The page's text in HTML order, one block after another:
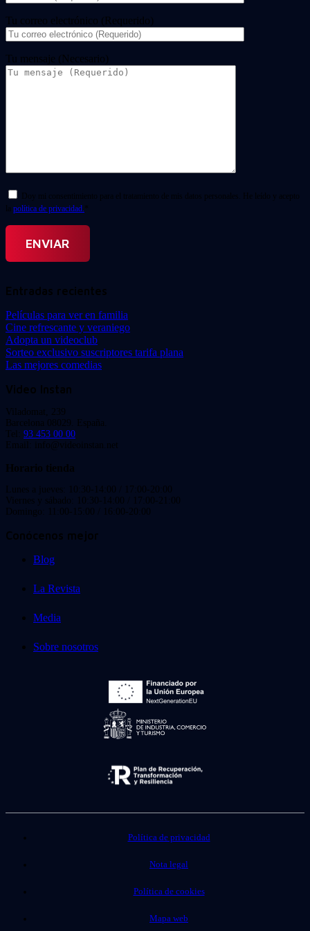
Tu correo electrónico (Requerido)
Tu mensaje (Necesario)
Doy mi consentimiento para el tratamiento de mis datos personales. He leído y acepto
la política de privacidad. *
Entradas recientes
Películas para ver en familia
Cine refrescante y veraniego
Adopta un videoclub
Sorteo exclusivo suscriptores tarifa plana
Las mejores comedias
Video Instan
Viladomat, 239
Barcelona 08029. España.
Tel: 93 453 00 00
Email: info@videoinstan.net
Horario tienda
Lunes a jueves: 10:30-14:00 / 17:00-20:00
Viernes y sábado: 10:30-14:00 / 17:00-21:00
Domingo: 11:00-15:00 / 16:00-20:00
Conócenos mejor
Blog
La Revista
Media
Sobre nosotros
Política de privacidad
Nota legal
Política de cookies
Mapa web